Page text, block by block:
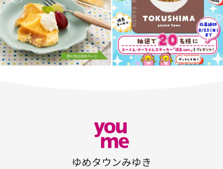
ゆめタウンみゆき